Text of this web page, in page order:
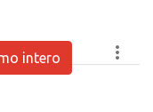
intero